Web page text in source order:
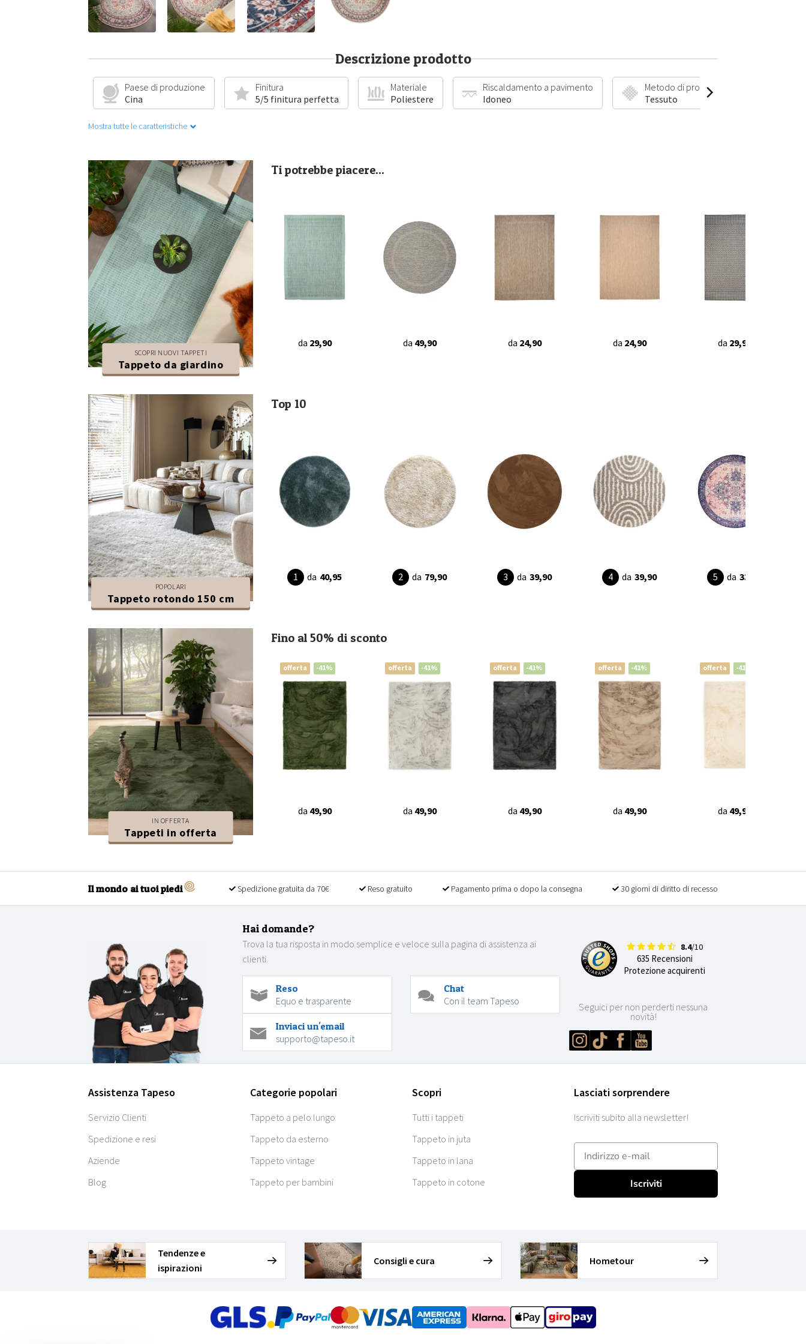
Descrizione prodotto
Paese di produzione
Cina
Finitura
5/5 finitura perfetta
Materiale
Poliestere
Riscaldamento a pavimento
Idoneo
Metodo di produzione
Tessuto
Mostra tutte le caratteristiche
SCOPRI NUOVI TAPPETI
Tappeto da giardino
Ti potrebbe piacere...
da 29,90 da 49,90 da 24,90 da 24,90 da 29,90
POPOLARI
Tappeto rotondo 150 cm
Top 10
da 40,95 da 79,90 da 39,90 da 39,90 da 33,95
IN OFFERTA
Tappeti in offerta
Fino al 50% di sconto
offerta -41%
da 49,90
offerta -41%
da 49,90
offerta -41%
da 49,90
offerta -41%
da 49,90
offerta -41%
da 49,90
Il mondo ai tuoi piedi Spedizione gratuita da 70€ Reso gratuito Pagamento prima o dopo la consegna 30 giorni di diritto di recesso
Hai domande?
Trova la tua risposta in modo semplice e veloce sulla pagina di assistenza ai
clienti.
Reso
Equo e trasparente
Chat
Con il team Tapeso
Inviaci un'email
supporto@tapeso.it
8.4/10
635 Recensioni
Protezione acquirenti
Seguici per non perderti nessuna
novità!
Assistenza Tapeso
Servizio Clienti
Spedizione e resi
Aziende
Blog
Categorie popolari
Tappeto a pelo lungo
Tappeto da esterno
Tappeto vintage
Tappeto per bambini
Scopri
Tutti i tappeti
Tappeto in juta
Tappeto in lana
Tappeto in cotone
Lasciati sorprendere
Iscriviti subito alla newsletter!
E-mailadres
Iscriviti
Tendenze e
ispirazioni
Consigli e cura Hometour